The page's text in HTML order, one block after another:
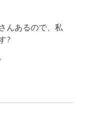
んあるので、私
?